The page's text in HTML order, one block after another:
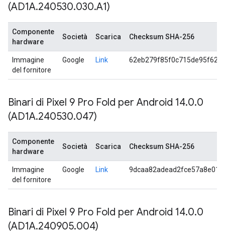
(AD1A.240530.030.A1)
Componente
hardware
Società Scarica Checksum SHA-256
Immagine
del fornitore
Google Link
Binari di Pixel 9 Pro Fold per Android 14.0.0
(AD1A.240530.047)
Componente
hardware
Società Scarica Checksum SHA-256
Immagine
del fornitore
Google Link
Binari di Pixel 9 Pro Fold per Android 14.0.0
(AD1A.240905.004)